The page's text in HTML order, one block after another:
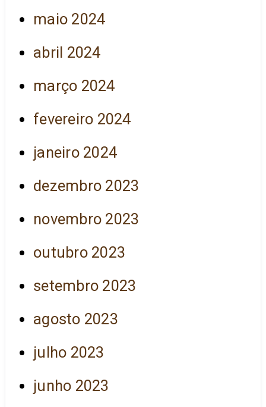
maio 2024
abril 2024
março 2024
fevereiro 2024
janeiro 2024
dezembro 2023
novembro 2023
outubro 2023
setembro 2023
agosto 2023
julho 2023
junho 2023